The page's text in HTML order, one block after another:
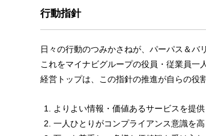
行動指針
日々の行動のつみかさねが、パーパス＆バ
これをマイナビグループの役員・従業員一
経営トップは、この指針の推進が自らの役
よりよい情報・価値あるサービスを提
一人ひとりがコンプライアンス意識を